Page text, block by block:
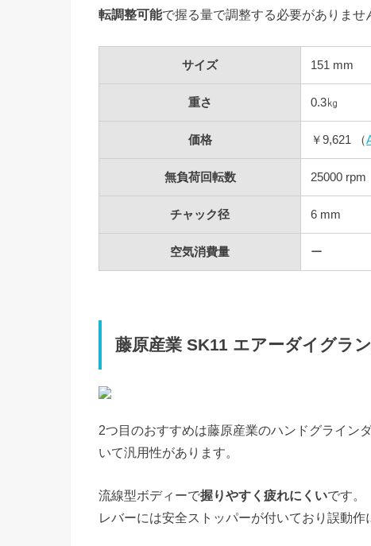
転調整可能で握る量で調整する必要がありませ
サイズ 151 mm
重さ 0.3㎏
価格 ￥9,621 （
無負荷回転数 25000 rpm
チャック径 6 mm
空気消費量 ー
藤原産業 SK11 エアーダイグラ
2つ目のおすすめは藤原産業のハンドグラインダ
いて汎用性があります。
流線型ボディーで握りやすく疲れにくいです。
レバーには安全ストッパーが付いており誤動作